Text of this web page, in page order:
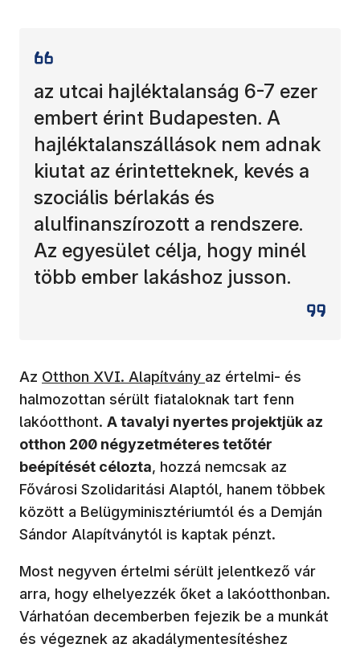
az utcai hajléktalanság 6-7 ezer
embert érint Budapesten. A
hajléktalanszállások nem adnak
kiutat az érintetteknek, kevés a
szociális bérlakás és
alulfinanszírozott a rendszere.
Az egyesület célja, hogy minél
több ember lakáshoz jusson.
Az Otthon XVI. Alapítvány az értelmi- és
halmozottan sérült fiataloknak tart fenn
lakóotthont. A tavalyi nyertes projektjük az
otthon 200 négyzetméteres tetőtér
beépítését célozta, hozzá nemcsak az
Fővárosi Szolidaritási Alaptól, hanem többek
között a Belügyminisztériumtól és a Demján
Sándor Alapítványtól is kaptak pénzt.
Most negyven értelmi sérült jelentkező vár
arra, hogy elhelyezzék őket a lakóotthonban.
Várhatóan decemberben fejezik be a munkát
és végeznek az akadálymentesítéshez